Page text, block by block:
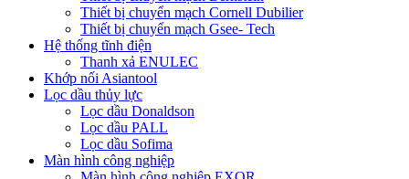
Thiết bị chuyển mạch Cornell Dubilier
Thiết bị chuyển mạch Gsee- Tech
Hệ thống tĩnh điện
Thanh xả ENULEC
Khớp nối Asiantool
Lọc dầu thủy lực
Lọc dầu Donaldson
Lọc dầu PALL
Lọc dầu Sofima
Màn hình công nghiệp